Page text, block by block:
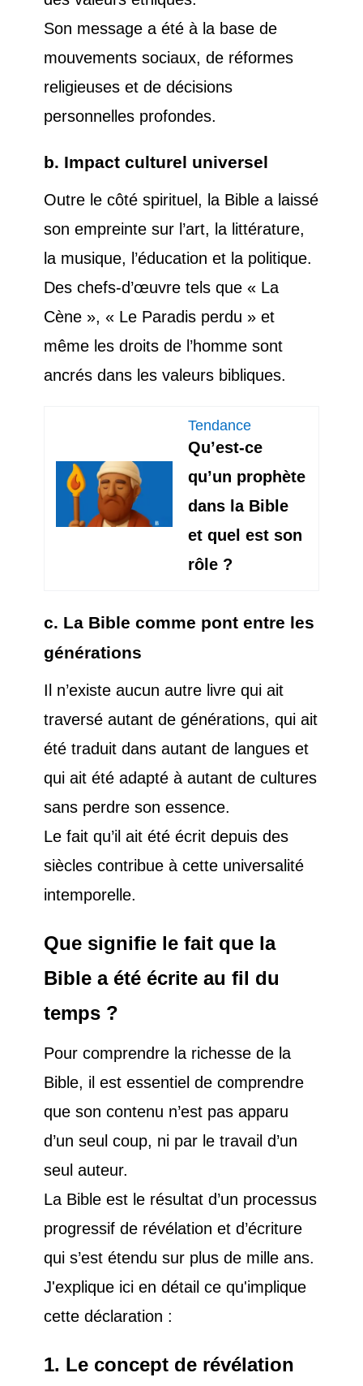
Son message a été à la base de
mouvements sociaux, de réformes
religieuses et de décisions
personnelles profondes.
b. Impact culturel universel
Outre le côté spirituel, la Bible a laissé
son empreinte sur l’art, la littérature,
la musique, l’éducation et la politique.
Des chefs-d’œuvre tels que « La
Cène », « Le Paradis perdu » et
même les droits de l’homme sont
ancrés dans les valeurs bibliques.
Tendance
Qu’est-ce
qu’un prophète
dans la Bible
et quel est son
rôle ?
c. La Bible comme pont entre les
générations
Il n’existe aucun autre livre qui ait
traversé autant de générations, qui ait
été traduit dans autant de langues et
qui ait été adapté à autant de cultures
sans perdre son essence.
Le fait qu’il ait été écrit depuis des
siècles contribue à cette universalité
intemporelle.
Que signifie le fait que la
Bible a été écrite au fil du
temps ?
Pour comprendre la richesse de la
Bible, il est essentiel de comprendre
que son contenu n’est pas apparu
d’un seul coup, ni par le travail d’un
seul auteur.
La Bible est le résultat d’un processus
progressif de révélation et d’écriture
qui s’est étendu sur plus de mille ans.
J'explique ici en détail ce qu'implique
cette déclaration :
1. Le concept de révélation